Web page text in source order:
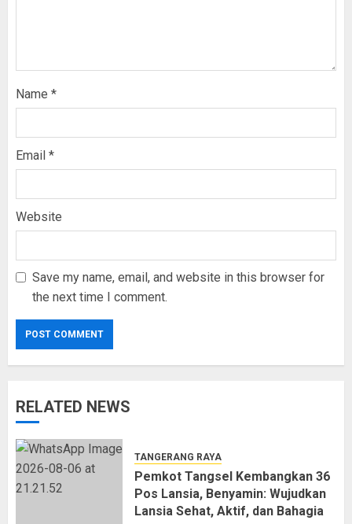
Name *
Email *
Website
Save my name, email, and website in this browser for
the next time I comment.
RELATED NEWS
TANGERANG RAYA
Pemkot Tangsel Kembangkan 36
Pos Lansia, Benyamin: Wujudkan
Lansia Sehat, Aktif, dan Bahagia